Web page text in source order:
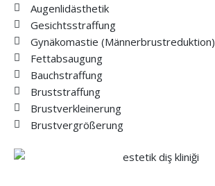
Augenlidästhetik
Gesichtsstraffung
Gynäkomastie (Männerbrustreduktion)
Fettabsaugung
Bauchstraffung
Bruststraffung
Brustverkleinerung
Brustvergrößerung